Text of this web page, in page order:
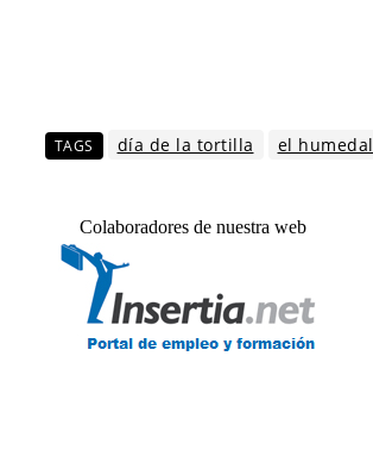
TAGS día de la tortilla el humedal
Colaboradores de nuestra web